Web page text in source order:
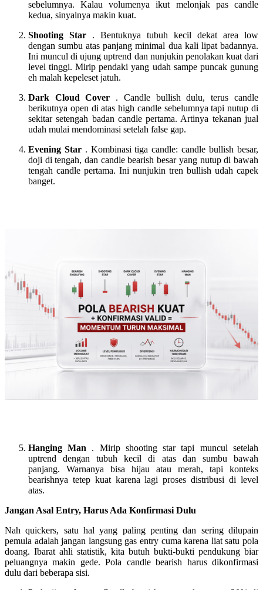
sebelumnya. Kalau volumenya ikut melonjak pas candle
kedua, sinyalnya makin kuat.
Shooting Star
. Bentuknya tubuh kecil dekat area low
dengan sumbu atas panjang minimal dua kali lipat badannya.
Ini muncul di ujung uptrend dan nunjukin penolakan kuat dari
level tinggi. Mirip pendaki yang udah sampe puncak gunung
eh malah kepeleset jatuh.
Dark Cloud Cover
. Candle bullish dulu, terus candle
berikutnya open di atas high candle sebelumnya tapi nutup di
sekitar setengah badan candle pertama. Artinya tekanan jual
udah mulai mendominasi setelah false gap.
Evening Star . Kombinasi tiga candle: candle bullish besar,
doji di tengah, dan candle bearish besar yang nutup di bawah
tengah candle pertama. Ini nunjukin tren bullish udah capek
banget.
Hanging Man
. Mirip shooting star tapi muncul setelah
uptrend dengan tubuh kecil di atas dan sumbu bawah
panjang. Warnanya bisa hijau atau merah, tapi konteks
bearishnya tetep kuat karena lagi proses distribusi di level
atas.
Jangan Asal Entry, Harus Ada Konfirmasi Dulu
Nah quickers, satu hal yang paling penting dan sering dilupain
pemula adalah jangan langsung gas entry cuma karena liat satu pola
doang. Ibarat ahli statistik, kita butuh bukti-bukti pendukung biar
peluangnya makin gede. Pola candle bearish harus dikonfirmasi
dulu dari beberapa sisi.